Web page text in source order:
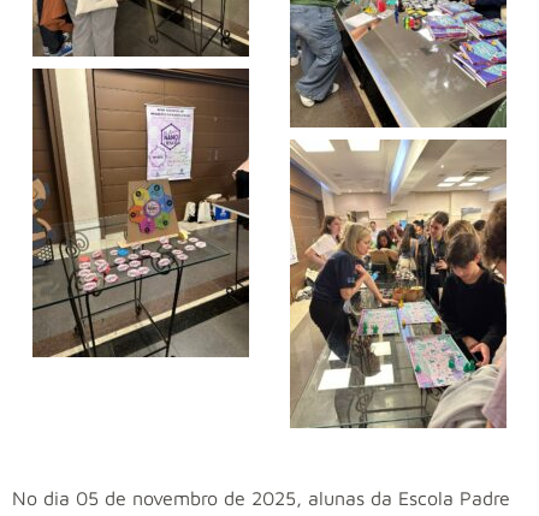
No dia 05 de novembro de 2025, alunas da Escola Padre